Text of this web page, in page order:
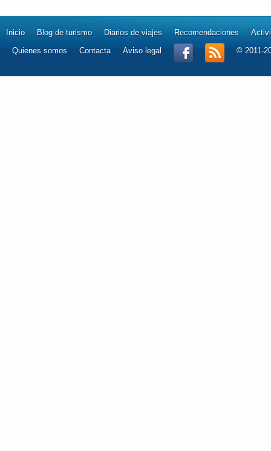
Inicio Blog de turismo Diarios de viajes Recomendaciones
Quienes somos
Contacta Aviso legal © 2011-